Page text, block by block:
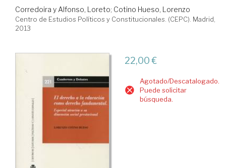
Corredoira y Alfonso, Loreto; Cotino Hueso, Lorenzo
Centro de Estudios Políticos y Constitucionales. (CEPC). Madrid,
2013
22,00 €
Agotado/Descatalogado.
Puede solicitar
búsqueda.